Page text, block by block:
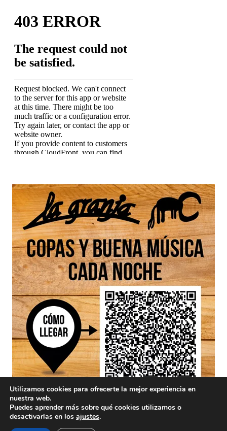
Utilizamos cookies para ofrecerte la mejor experiencia en
nuestra web.
Puedes aprender más sobre qué cookies utilizamos o
desactivarlas en los ajustes.